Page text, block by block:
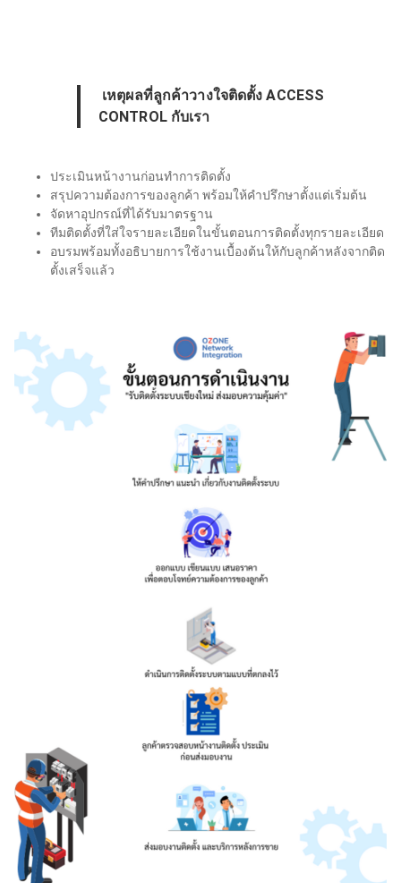
เหตุผลที่ลูกค้าวางใจติดตั้ง ACCESS
CONTROL กับเรา
ประเมินหน้างานก่อนทำการติดตั้ง
สรุปความต้องการของลูกค้า พร้อมให้คำปรึกษาตั้งแต่เริ่มต้น
จัดหาอุปกรณ์ที่ได้รับมาตรฐาน
ทีมติดตั้งที่ใส่ใจรายละเอียดในขั้นตอนการติดตั้งทุกรายละเอียด
อบรมพร้อมทั้งอธิบายการใช้งานเบื้องต้นให้กับลูกค้าหลังจากติด
ตั้งเสร็จแล้ว